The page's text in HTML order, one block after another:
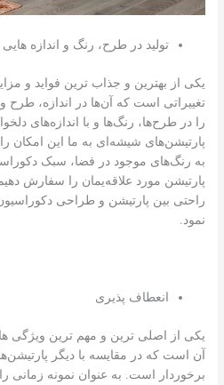
تولید در طرح، رنگ و اندازه
یکی از بهترین و جذاب ترین فواید و
تغییراتی است که آن‌ها در اندازه، طرح
را در طرح‌ها، رنگ‌ها و با اندازه‌های
پارتیشن‌های شیشه‌ای به ما این امکان
به رنگ‌های موجود در فضا، سبک
پارتیشن مورد علاقه‌یمان را سفارش
راحتی بین پارتیشن و طراحی
نمود.
انعطاف پذیری
یکی از اصلی ترین و مهم ترین ویژگی
آن است که در مقایسه با دیگر
برخوردار است. به عنوان نمونه